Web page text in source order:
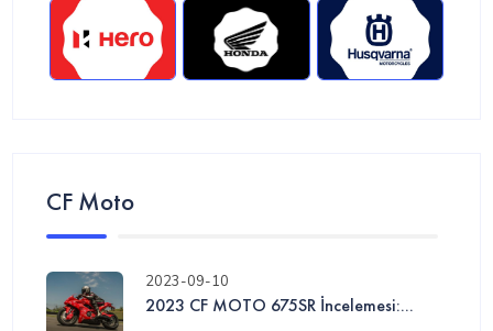
CF Moto
2023-09-10
2023 CF MOTO 675SR İncelemesi:...